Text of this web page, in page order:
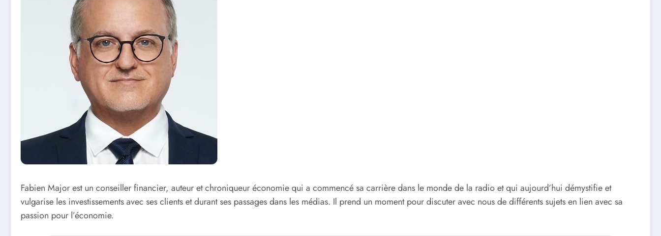
Fabien Major est un conseiller financier, auteur et chroniqueur économie qui a commencé sa carrière dans le monde de la radio et qui aujourd’hui démystifie et
vulgarise les investissements avec ses clients et durant ses passages dans les médias. Il prend un moment pour discuter avec nous de différents sujets en lien avec sa
passion pour l’économie.